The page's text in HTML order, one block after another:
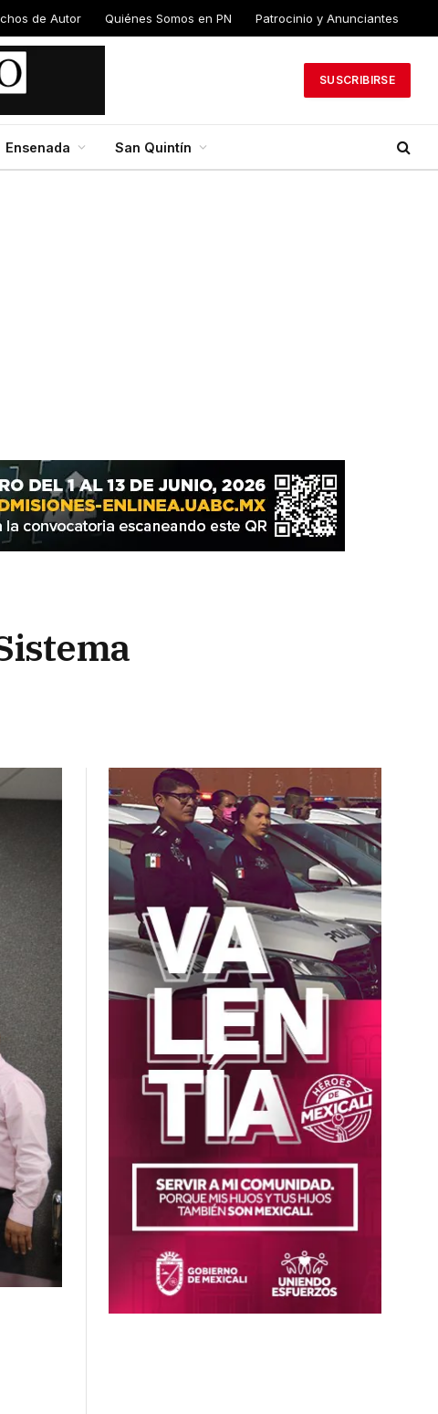
de Autor Quiénes Somos en PN Patrocinio y Anunciantes
SUSCRIBIRSE
Ensenada San Quintín